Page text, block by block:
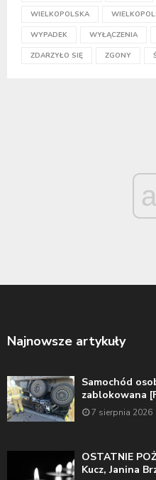
WIELKOPOLSKA
WYPADEK WYŁĄCZENIA
ZDARZYŁO SIĘ ZGONY
Najnowsze artykuły
Samochód
zablokowana
7 sierpnia 2026
OSTATNIE
Kucz, Janina